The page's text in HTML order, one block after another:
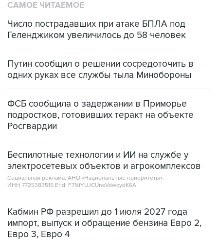
САМОЕ ЧИТАЕМОЕ
Число пострадавших при атаке БПЛА под
Геленджиком увеличилось до 58 человек
Путин сообщил о решении сосредоточить в
одних руках все службы тыла Минобороны
ФСБ сообщила о задержании в Приморье
подростков, готовивших теракт на объекте
Росгвардии
Беспилотные технологии и ИИ на службе у
электросетевых объектов и агрокомплексов
Социальная реклама, АНО «Национальные приоритеты».
ИНН 7725383515 Erid: F7NfYUJCUneVdwcydK6A
Кабмин РФ разрешил до 1 июля 2027 года
импорт, выпуск и обращение бензина Евро 2,
Евро 3, Евро 4